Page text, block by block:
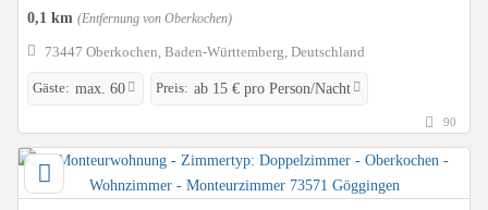
0,1 km (Entfernung von Oberkochen)
73447 Oberkochen, Baden-Württemberg, Deutschland
Gäste: max. 60 Preis: ab 15 € pro Person/Nacht
90